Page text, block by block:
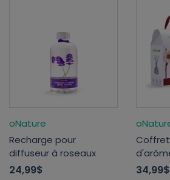
oNature
Recharge pour
diffuseur à roseaux
24,99$ 34,99$